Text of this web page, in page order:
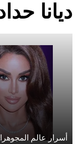
ديانا
أسرار عالم